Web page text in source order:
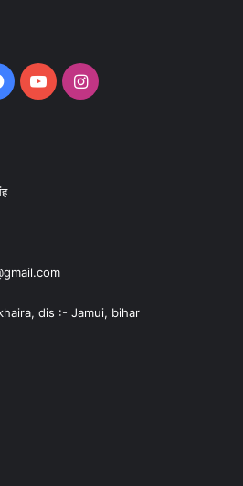
Facebook
YouTubeInstagram
dis :- Jamui, bihar